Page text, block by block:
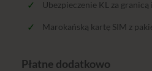
Ubezpieczenie KL za
Marokańską kartę SIM z
Płatne dodatkowo